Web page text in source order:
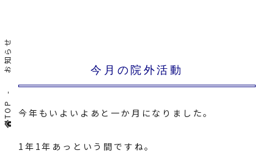
TOP
お知らせ 今月の院外活動
今年もいよいよあと一か月になりました。
1年1年あっという間ですね。